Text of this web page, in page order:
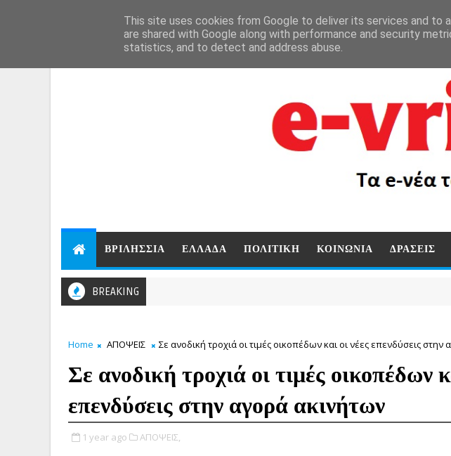
ΒΡΙΛΗΣΣΙΑ ΕΛΛΑΔΑ ΠΟΛΙΤΙΚΗ ΚΟΙΝΩΝΙΑ ΔΡΑΣΕΙΣ
BREAKING
Home ΑΠΟΨΕΙΣ Σε ανοδική τροχιά οι τιμές οικοπέδων και οι νέες επενδύσεις στην
Σε ανοδική τροχιά οι τιμές οικοπέδων
επενδύσεις στην αγορά ακινήτων
1 year ago ΑΠΟΨΕΙΣ,
This site uses cookies from Google to deliver its services and to
are shared with Google along with performance and security
statistics, and to detect and address abuse.